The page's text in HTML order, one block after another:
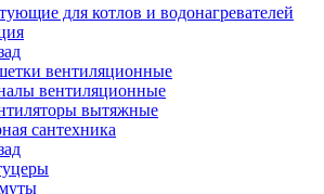
для котлов и водонагревателей
вентиляционные
вентиляционные
вытяжные
сантехника